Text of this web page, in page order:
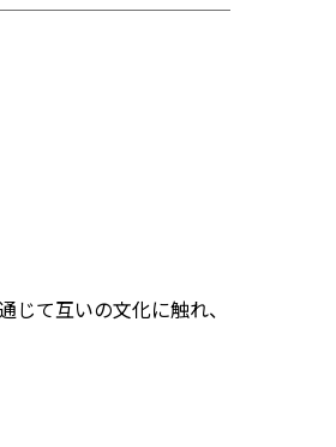
て互いの文化に触れ、